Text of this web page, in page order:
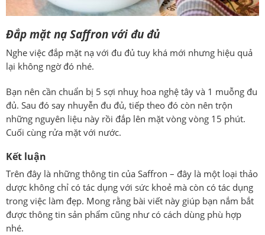
Đắp mặt nạSaffron với đu đủ
Nghe việc đắp mặt nạ với đu đủ tuy khá mới nhưng hiệu quả
lại không ngờ đó nhé.
Bạn nên cần chuẩn bị 5 sợi nhuỵ hoa nghệ tây và 1 muỗng đu
đủ. Sau đó say nhuyễn đu đủ, tiếp theo đó còn nên trộn
những nguyên liệu này rồi đắp lên mặt vòng vòng 15 phút.
Cuối cùng rửa mặt với nước.
Kết luận
Trên đây là những thông tin của Saffron – đây là một loại thảo
dược không chỉ có tác dụng với sức khoẻ mà còn có tác dụng
trong việc làm đẹp. Mong rằng bài viết này giúp bạn nắm bắt
được thông tin sản phẩm cũng như có cách dùng phù hợp
nhé.